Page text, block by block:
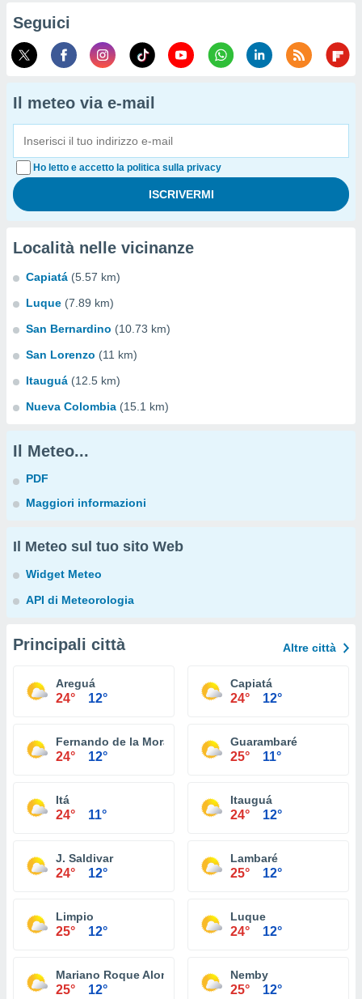
Seguici
Il meteo via e-mail
Ho letto e accetto la politica sulla privacy
Località nelle vicinanze
Capiatá (5.57 km)
Luque (7.89 km)
San Bernardino (10.73 km)
San Lorenzo (11 km)
Itauguá (12.5 km)
Nueva Colombia (15.1 km)
Il Meteo...
PDF
Maggiori informazioni
Il Meteo sul tuo sito Web
Widget Meteo
API di Meteorologia
Principali città Altre città
Areguá
24° 12°
Capiatá
24° 12°
Fernando de la Mora
24° 12°
Guarambaré
25° 11°
Itá
24° 11°
Itauguá
24° 12°
J. Saldivar
24° 12°
Lambaré
25° 12°
Limpio
25° 12°
Luque
24° 12°
Mariano Roque Alonso
25° 12°
Nemby
25° 12°